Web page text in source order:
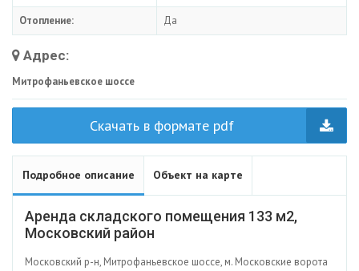
Отопление: Да
Адрес:
Митрофаньевское шоссе
Скачать в формате pdf
Подробное описание Объект на карте
Аренда складского помещения 133 м2,
Московский район
Московский р-н, Митрофаньевское шоссе, м. Московские ворота